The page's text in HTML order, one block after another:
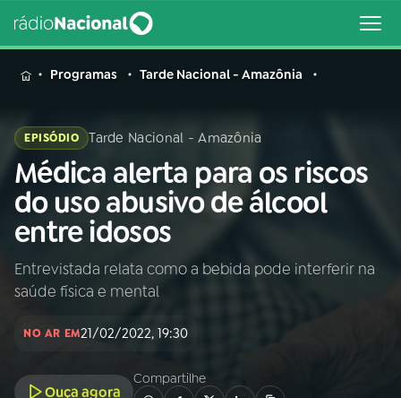
MENU
Buscar
na
Rádio
Nacional
Buscar
AO VIVO
INÍCIO
A RÁDIO
Programas Tarde Nacional - Amazônia
EPISÓDIO Tarde Nacional - Amazônia
Médica alerta para os riscos
do uso abusivo de álcool
entre idosos
Entrevistada relata como a bebida pode interferir na
saúde física e mental
NO AR EM21/02/2022, 19:30
Ouça agora
Compartilhe